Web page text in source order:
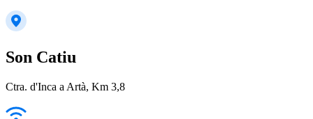
Son Catiu
Ctra. d'Inca a Artà, Km 3,8